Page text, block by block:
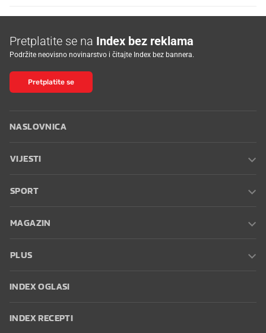
Pretplatite se na Index bez reklama
Podržite neovisno novinarstvo i čitajte Index bez bannera.
Pretplatite se
NASLOVNICA
VIJESTI
SPORT
MAGAZIN
PLUS
INDEX OGLASI
INDEX RECEPTI